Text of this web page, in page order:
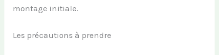
montage initiale.
Les précautions à prendre